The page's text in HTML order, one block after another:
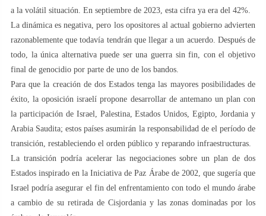
a la volátil situación. En septiembre de 2023, esta cifra ya era del 42%.
La dinámica es negativa, pero los opositores al actual gobierno advierten
razonablemente que todavía tendrán que llegar a un acuerdo. Después de
todo, la única alternativa puede ser una guerra sin fin, con el objetivo
final de genocidio por parte de uno de los bandos.
Para que la creación de dos Estados tenga las mayores posibilidades de
éxito, la oposición israelí propone desarrollar de antemano un plan con
la participación de Israel, Palestina, Estados Unidos, Egipto, Jordania y
Arabia Saudita; estos países asumirán la responsabilidad de el período de
transición, restableciendo el orden público y reparando infraestructuras.
La transición podría acelerar las negociaciones sobre un plan de dos
Estados inspirado en la Iniciativa de Paz Árabe de 2002, que sugería que
Israel podría asegurar el fin del enfrentamiento con todo el mundo árabe
a cambio de su retirada de Cisjordania y las zonas dominadas por los